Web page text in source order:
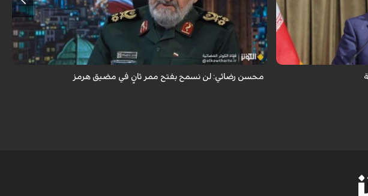
وتقنياتها الحديثة،
أكد اللواء محسن رضائي أن إيران لن تسمح بفتح ممر ثانٍ في مضيق هرمز.
محسن رضائي: لن نسمح بفتح ممر ثانٍ في مضيق هرمز